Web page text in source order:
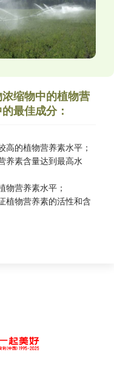
缩物中的植物营
最佳成分：
的植物营养素水平；
养素含量达到最高水
物营养素水平；
植物营养素的活性和含